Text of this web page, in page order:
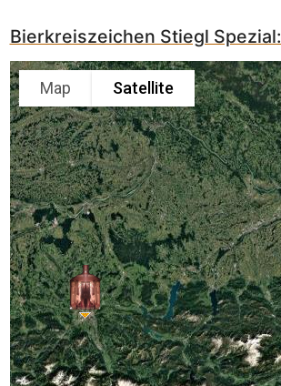
Bierkreiszeichen Stiegl Spezial:
Map Satellite